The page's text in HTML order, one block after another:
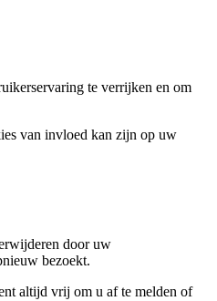
te verrijken en om
van invloed kan zijn op uw
door uw
bezoekt.
altijd vrij om u af te melden of